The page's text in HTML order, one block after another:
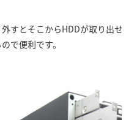
すとそこからHDDが取り出せ
で便利です。